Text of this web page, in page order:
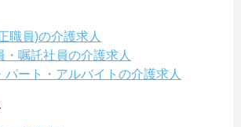
職員)の介護求人
嘱託社員の介護求人
ート・アルバイトの介護求人